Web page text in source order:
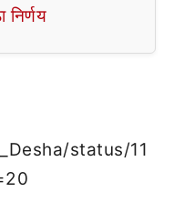
निर्णय
status/11